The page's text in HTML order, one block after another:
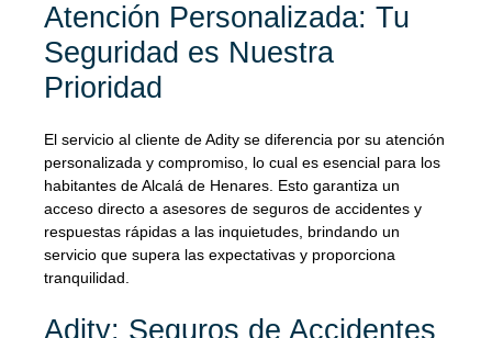
Atención Personalizada: Tu
Seguridad es Nuestra
Prioridad
El servicio al cliente de Adity se diferencia por su atención
personalizada y compromiso, lo cual es esencial para los
habitantes de Alcalá de Henares. Esto garantiza un
acceso directo a asesores de seguros de accidentes y
respuestas rápidas a las inquietudes, brindando un
servicio que supera las expectativas y proporciona
tranquilidad.
Adity: Seguros de Accidentes